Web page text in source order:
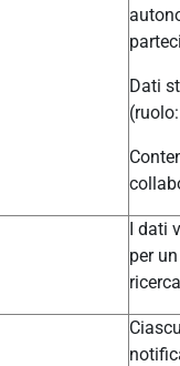
Dati
I dati
per